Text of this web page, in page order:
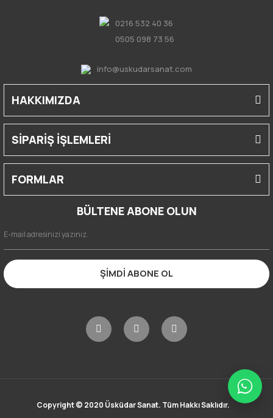
0216 532 40 36
0505 098 73 56
info@uskudarsanat.com
HAKKIMIZDA
SİPARİŞ İŞLEMLERİ
FORMLAR
BÜLTENE ABONE OLUN
ŞİMDİ ABONE OL
Copyright © 2020 Üsküdar Sanat. Tüm Hakkı Saklıdır.